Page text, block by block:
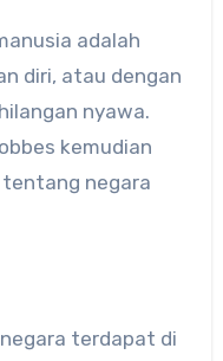
adalah
diri, atau dengan
nyawa.
kemudian
negara
terdapat di